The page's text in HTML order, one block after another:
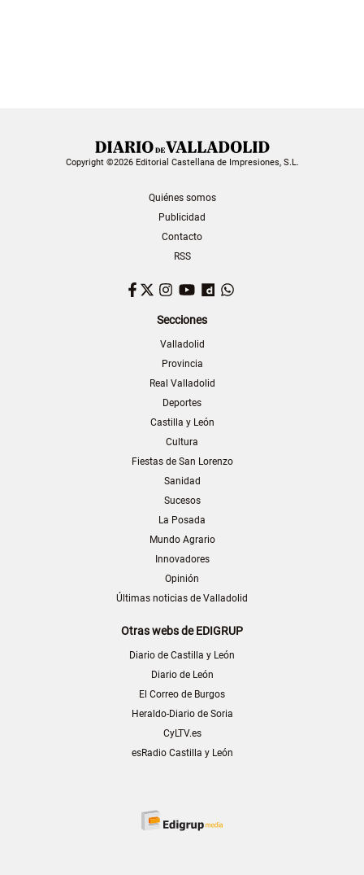
Copyright ©2026 Editorial Castellana de Impresiones, S.L.
Quiénes somos
Publicidad
Contacto
RSS
Facebook
TwitterInstagram
YouTubeDailymotion
Secciones
Valladolid
Provincia
Real Valladolid
Deportes
Castilla y León
Cultura
Fiestas de San Lorenzo
Sanidad
Sucesos
La Posada
Mundo Agrario
Innovadores
Opinión
Últimas noticias de Valladolid
Otras webs de EDIGRUP
Diario de Castilla y León
Diario de León
El Correo de Burgos
Heraldo-Diario de Soria
CyLTV.es
esRadio Castilla y León